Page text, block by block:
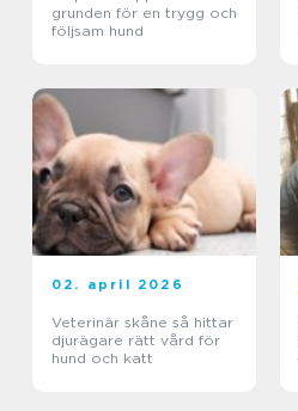
grunden för en trygg och
följsam hund
02. april 2026
Veterinär skåne så hittar
djurägare rätt vård för
hund och katt